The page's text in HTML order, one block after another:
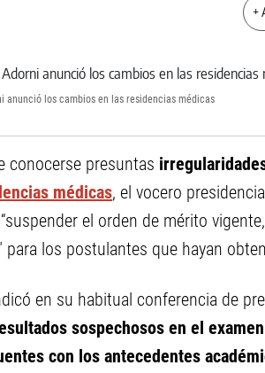
+
anunció los cambios en las residencias médicas
conocerse presuntas
médicas, el vocero
el orden de mérito
para los postulantes que hayan
en su habitual conferencia de
sospechosos en el
con los antecedentes